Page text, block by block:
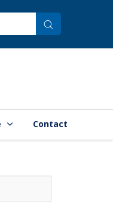
Contact